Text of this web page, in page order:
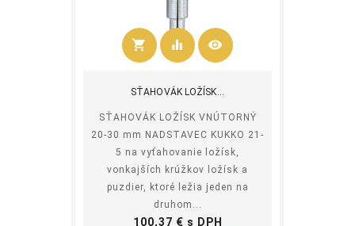
shopping_cart
Kúpiť
equalizer visibility
SŤAHOVÁK LOŽÍSK...
SŤAHOVÁK LOŽÍSK VNÚTORNÝ
20-30 mm NADSTAVEC KUKKO 21-
5 na vyťahovanie ložísk,
vonkajších krúžkov ložísk a
puzdier, ktoré ležia jeden na
druhom...
Cena
100,37 € s DPH